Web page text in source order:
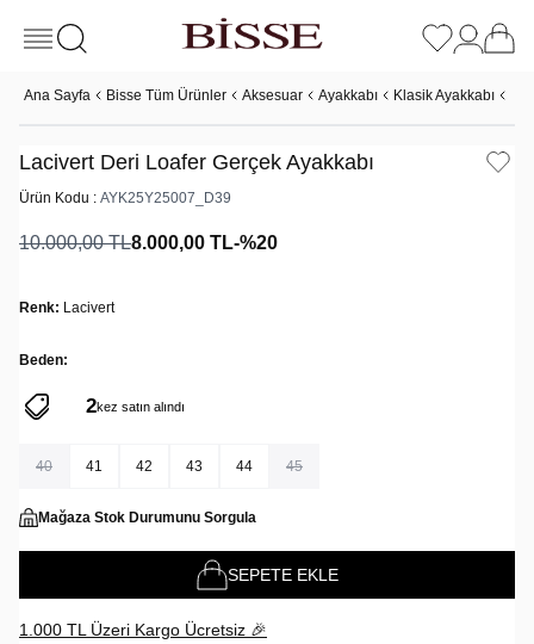
Ana Sayfa Bisse Tüm Ürünler Aksesuar Ayakkabı Klasik Ayakkabı
Lacivert Deri Loafer Gerçek Ayakkabı
Ürün Kodu : AYK25Y25007_D39
10.000,00TL8.000,00 TL-%20
Renk: Lacivert
Beden:
2kez satın alındı
7kez sepete eklendi
40 41 42 43 44 45
Mağaza Stok Durumunu Sorgula
SEPETE EKLE
1.000 TL Üzeri Kargo Ücretsiz 🎉